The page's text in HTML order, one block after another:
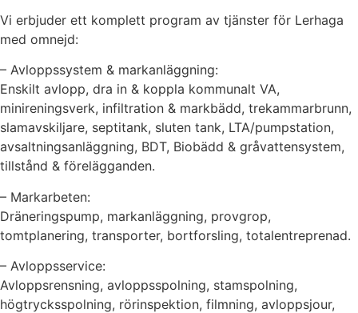
Vi erbjuder ett komplett program av tjänster för Lerhaga
med omnejd:
– Avloppssystem & markanläggning:
Enskilt avlopp, dra in & koppla kommunalt VA,
minireningsverk, infiltration & markbädd, trekammarbrunn,
slamavskiljare, septitank, sluten tank, LTA/pumpstation,
avsaltningsanläggning, BDT, Biobädd & gråvattensystem,
tillstånd & förelägganden.
– Markarbeten:
Dräneringspump, markanläggning, provgrop,
tomtplanering, transporter, bortforsling, totalentreprenad.
– Avloppsservice:
Avloppsrensning, avloppsspolning, stamspolning,
högtrycksspolning, rörinspektion, filmning, avloppsjour,